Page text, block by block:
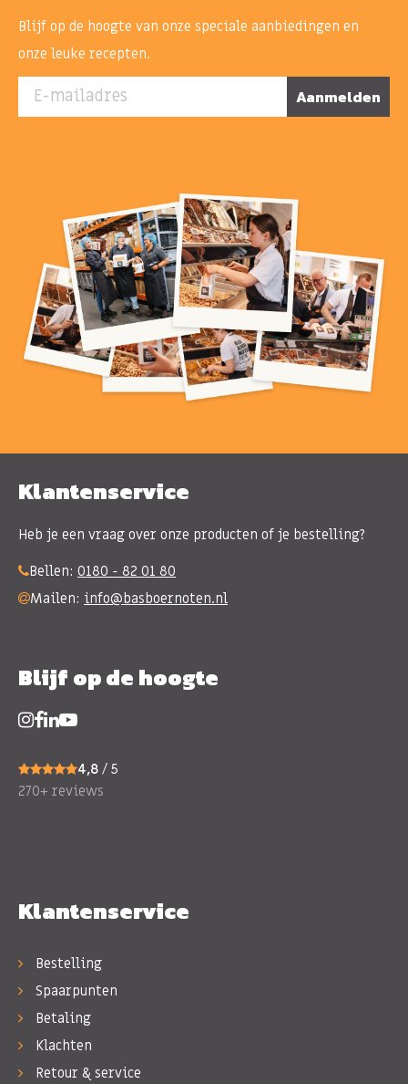
Blijf op de hoogte van onze speciale aanbiedingen en
onze leuke recepten.
E-mailadres Aanmelden
Klantenservice
Heb je een vraag over onze producten of je bestelling?
Bellen: 0180 - 82 01 80
Mailen: info@basboernoten.nl
Blijf op de hoogte
4,8 / 5
270+ reviews
Klantenservice
Bestelling
Spaarpunten
Betaling
Klachten
Retour & service